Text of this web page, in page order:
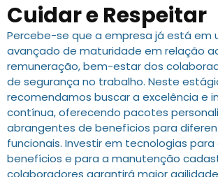
Cuidar e Respeitar
Percebe-se que a empresa já está em
avançado de maturidade em relação
remuneração, bem-estar dos
de segurança no trabalho. Neste
recomendamos buscar a excelência e
contínua, oferecendo pacotes
abrangentes de benefícios para
funcionais. Investir em tecnologias
benefícios e para a manutenção
colaboradores garantirá maior